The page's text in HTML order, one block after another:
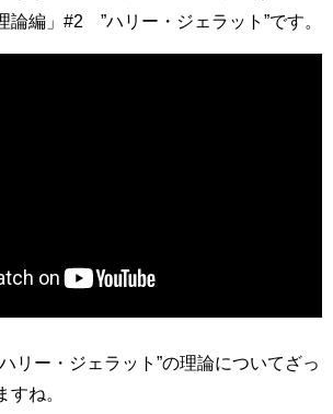
論編」#2 ”ハリー・ジェラット”です。
リー・ジェラット”の理論についてざっ
すね。